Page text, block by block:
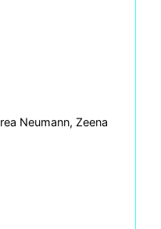
Neumann, Zeena